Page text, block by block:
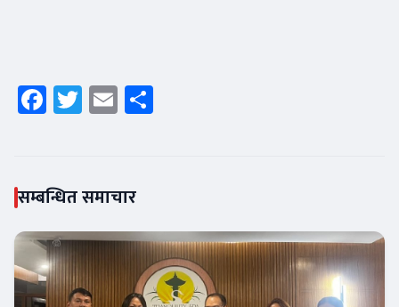
Facebook
Twitter
Email
सम्बन्धित समाचार